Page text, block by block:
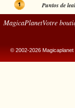
Puntos de
MagicaPlanetVotre
© 2002-2026